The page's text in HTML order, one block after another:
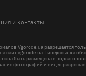
и контакты
Vgorode.ua разрешается
сайт vgorode.ua. Гиперссылка
быть размещена в
фотографий и видео